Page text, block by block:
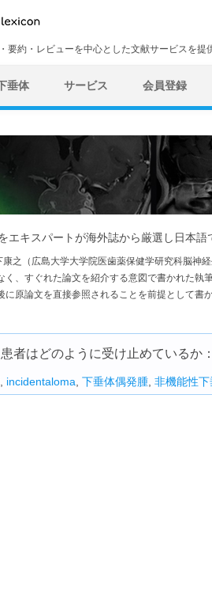
要約・レビューを中心とした文献サービスを提
垂体 サービス 会員登録
エキスパートが海外誌から厳選し日本語
之（広島大学大学院医歯薬保健学研究科脳神経
、すぐれた論文を紹介する意図で書かれた執
原論文を直接参照されることを前提として書か
者はどのように受け止めているか
incidentaloma 下垂体偶発腫 非機能性